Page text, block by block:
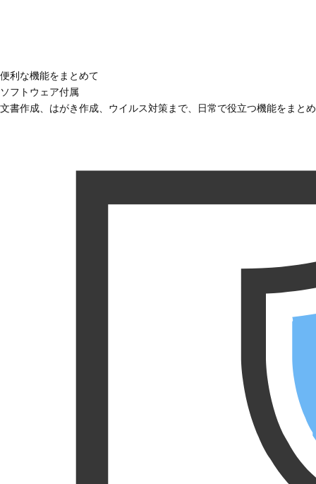
便利な機能をまとめて
ソフトウェア付属
文書作成、はがき作成、ウイルス対策まで、日常で役立つ機能をまと